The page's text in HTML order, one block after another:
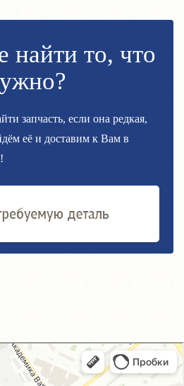
найти то, что
запчасть, если она редкая,
её и доставим к Вам в
в Москве